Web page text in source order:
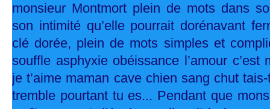
monsieur Montmort plein de mots dans
son intimité qu’elle pourrait dorénavant
clé dorée, plein de mots simples et
souffle asphyxie obéissance l’amour c’est
je t’aime maman cave chien sang chut
tremble pourtant tu es... Pendant que